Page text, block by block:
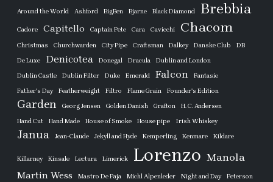
Around the World Ashford BigBen Bjarne Black Diamond Brebbia
Cadore Capitello Captain Pete Cara Cavicchi Chacom
Christmas Churchwarden City Pipe Craftsman Dalkey Danske Club
DB
De Luxe
Denicotea Donegal Dracula
Dublin and London
Dublin Castle
Dublin Filter Duke Emerald Falcon
Fantasie
Father's Day
Featherweight Filtro Flame Grain Founder's Edition
Garden Georg Jensen Golden Danish Grafton
H. C. Andersen
Hand Cut
Hand Made House of Smoke House pipe Irish Whiskey
Janua Jean-Claude Jekyll and Hyde Kemperling Kenmare Kildare
Killarney Kinsale Lectura Limerick Lorenzo Manola
Martin Wess Mastro De Paja Michl Alpenleder Night and Day Peterson